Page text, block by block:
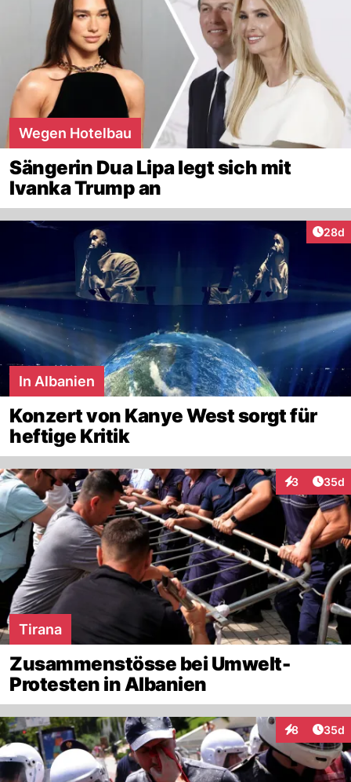
Wegen Hotelbau
Sängerin Dua Lipa legt sich mit
Ivanka Trump an
28d
In Albanien
Konzert von Kanye West sorgt für
heftige Kritik
3
Interaktionen
35d
Tirana
Zusammenstösse bei Umwelt-
Protesten in Albanien
8
Interaktionen
35d